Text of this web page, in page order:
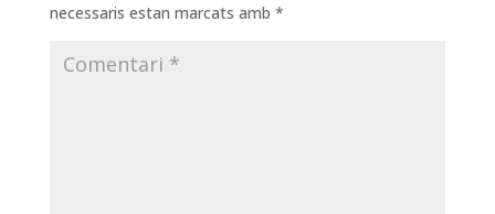
necessaris estan marcats amb *